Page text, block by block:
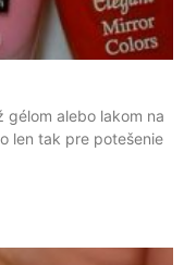
alebo lakom na
len tak pre potešenie